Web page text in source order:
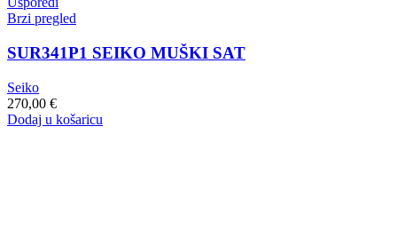
Brzi pregled
SUR341P1 SEIKO MUŠKI SAT
Seiko
270,00 €
Dodaj u košaricu